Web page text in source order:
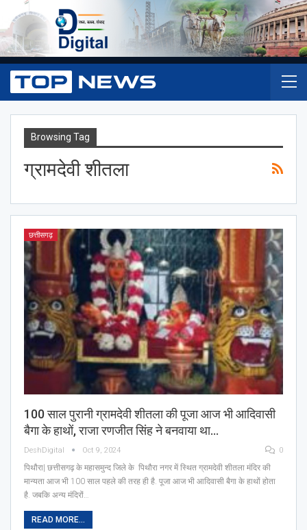
Browsing Tag
ग्रामदेवी शीतला
छत्तीसगढ़
100 साल पुरानी ग्रामदेवी शीतला की पूजा आज भी आदिवासी
बैगा के हाथों, राजा रणजीत सिंह ने बनवाया था…
DeshDigital Oct 9, 2024 0
पिथौरा| छत्तीसगढ़ के महासमुन्द जिले के पिथौरा नगर में स्थित ग्रामदेवी शीतला मंदिर की
मान्यता आज भी 100 साल पहले की तरह ही है. पूजा आज भी आदिवासी बैगा के हाथों होता
है. जबकि अन्य मंदिरों…
READ MORE...